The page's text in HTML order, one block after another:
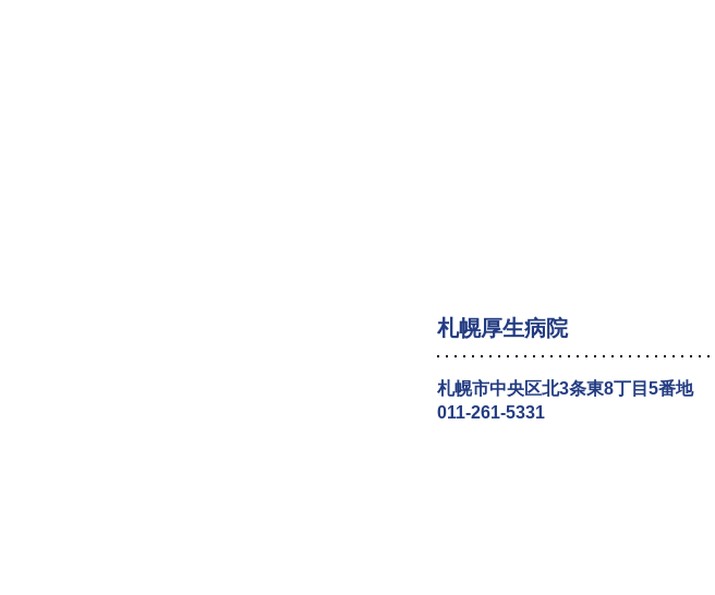
札幌厚生病院
札幌市中央区北3条東8丁目5番地
011-261-5331